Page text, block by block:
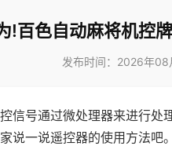
!百色自动麻将机控
发布时间：2026年08
信号通过微处理器来进行处
说一说遥控器的使用方法吧。